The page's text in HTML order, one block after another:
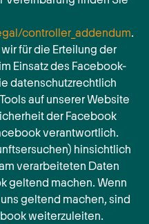
controller_addendum.
für die Erteilung der
Einsatz des Facebook-
datenschutzrechtlich
auf unserer Website
der Facebook
verantwortlich.
hinsichtlich
verarbeiteten Daten
geltend machen. Wenn
geltend machen, sind
weiterzuleiten.